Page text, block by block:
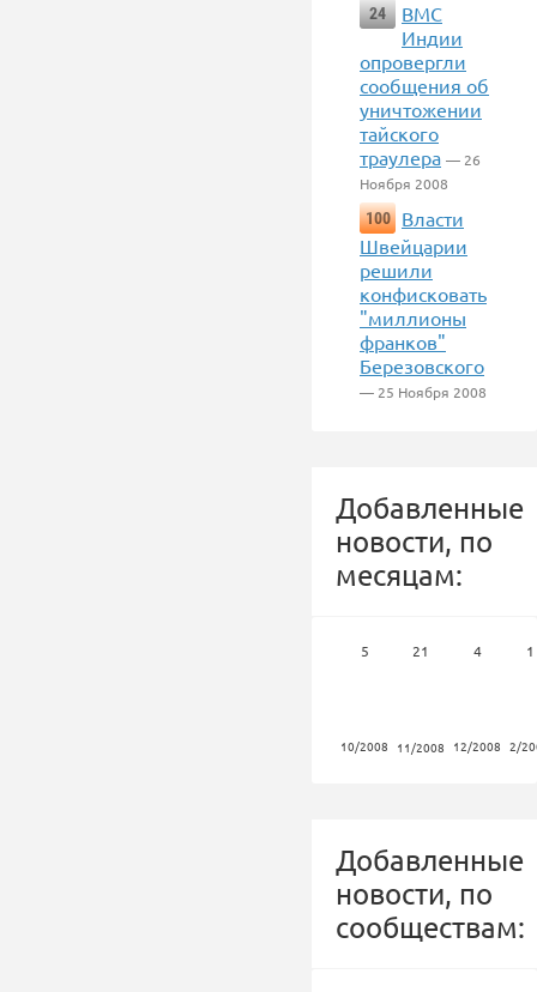
24
ВМС
Индии
опровергли
сообщения об
уничтожении
тайского
траулера — 26
Ноября 2008
100
Власти
Швейцарии
решили
конфисковать
"миллионы
франков"
Березовского
— 25 Ноября 2008
Добавленные
новости, по
месяцам:
5
10/2008
21
11/2008
4
12/2008
1
2/
Добавленные
новости, по
сообществам: